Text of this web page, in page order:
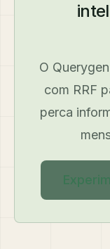
O
com RRF
perca